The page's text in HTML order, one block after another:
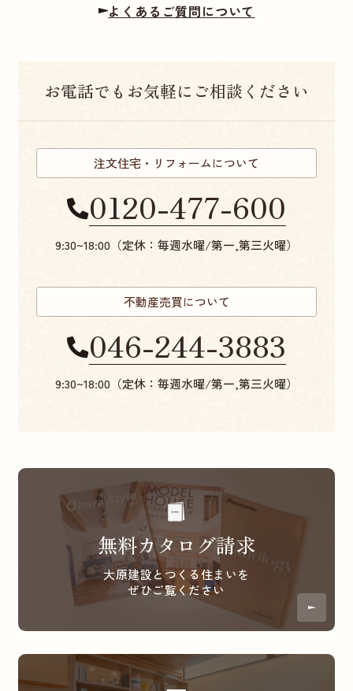
よくあるご質問について
お電話でもお気軽にご相談ください
注文住宅・リフォームについて
0120-477-600
9:30~18:00（定休：毎週水曜/第一,第三火曜）
不動産売買について
046-244-3883
9:30~18:00（定休：毎週水曜/第一,第三火曜）
無料カタログ請求
大原建設とつくる住まいを
ぜひご覧ください